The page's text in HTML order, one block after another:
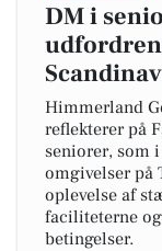
DM i
Himmerland
reflekterer på
seniorer, som
omgivelser på
oplevelse af
faciliteterne
betingelser.